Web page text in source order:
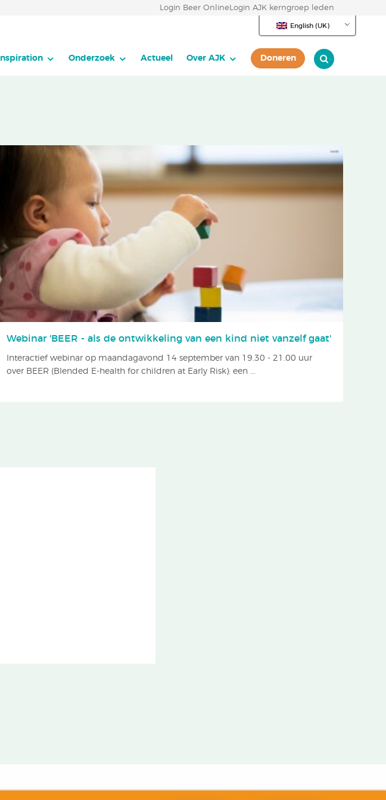
Login Beer Online Login AJK kerngroep leden
English (UK)
Inspiration Onderzoek Actueel Over AJK Doneren
Webinar 'BEER - als de ontwikkeling van een kind niet vanzelf gaat'
Interactief webinar op maandagavond 14 september van 19.30 - 21.00 uur
over BEER (Blended E-health for children at Early Risk): een ...